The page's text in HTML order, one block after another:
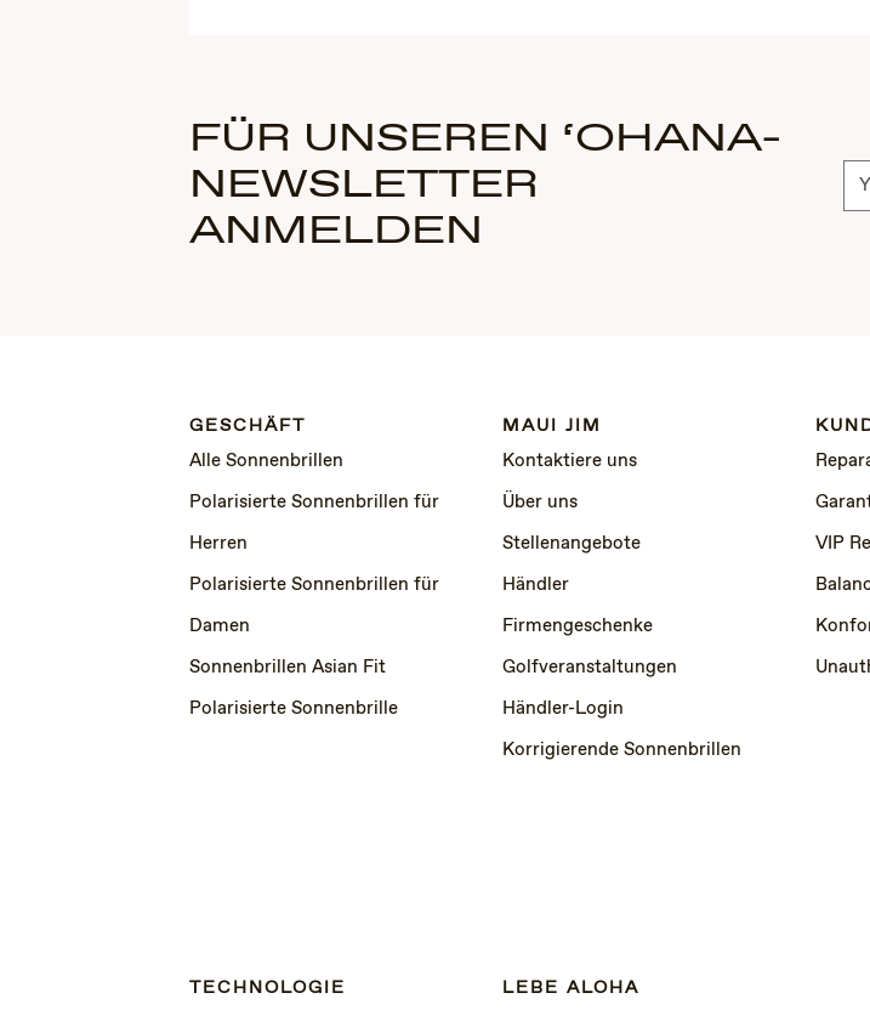
FÜR UNSEREN ‘OHANA-
NEWSLETTER
ANMELDEN
GESCHÄFT
Alle Sonnenbrillen
Polarisierte Sonnenbrillen für
Herren
Polarisierte Sonnenbrillen für
Damen
Sonnenbrillen Asian Fit
Polarisierte Sonnenbrille
MAUI JIM
Kontaktiere uns
Über uns
Stellenangebote
Händler
Firmengeschenke
Golfveranstaltungen
Händler-Login
Korrigierende Sonnenbrillen
VIP
TECHNOLOGIE LEBE ALOHA